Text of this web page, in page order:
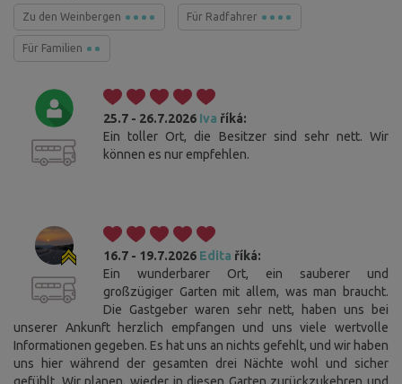
Zu den Weinbergen Für Radfahrer
Für Familien
25.7 - 26.7.2026 Iva říká:
Ein toller Ort, die Besitzer sind sehr nett. Wir
können es nur empfehlen.
16.7 - 19.7.2026 Edita říká:
Ein wunderbarer Ort, ein sauberer und
großzügiger Garten mit allem, was man braucht.
Die Gastgeber waren sehr nett, haben uns bei
unserer Ankunft herzlich empfangen und uns viele wertvolle
Informationen gegeben. Es hat uns an nichts gefehlt, und wir haben
uns hier während der gesamten drei Nächte wohl und sicher